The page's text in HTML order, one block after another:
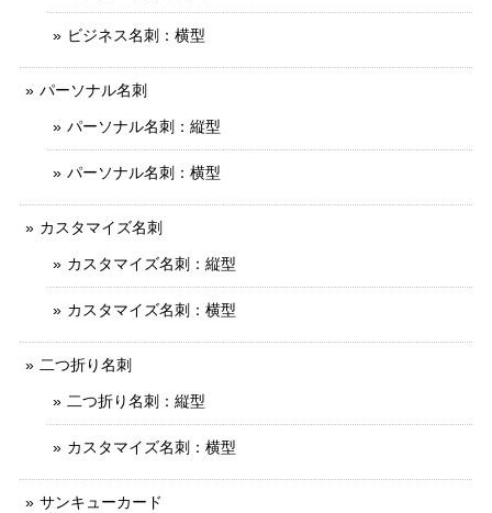
ビジネス名刺：横型
パーソナル名刺
パーソナル名刺：縦型
パーソナル名刺：横型
カスタマイズ名刺
カスタマイズ名刺：縦型
カスタマイズ名刺：横型
二つ折り名刺
二つ折り名刺：縦型
カスタマイズ名刺：横型
サンキューカード